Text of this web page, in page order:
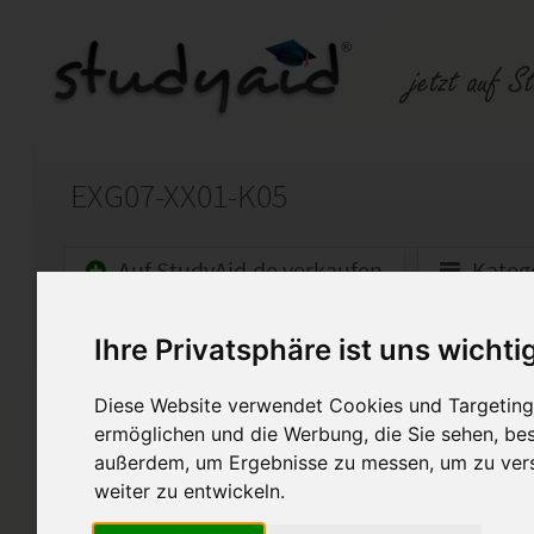
Ihre Privatsphäre ist uns
Diese Website verwendet Cookies und
ermöglichen und die Werbung, die Sie sehen,
außerdem, um Ergebnisse zu messen, um zu
weiter zu entwickeln.
EXG07-XX01-K05
Auf StudyAid.de verkaufen
Startseite Sonstiges
100 Pkt, Note 1
Ich stelle hier meine
Verfügung. Hierbei handelt